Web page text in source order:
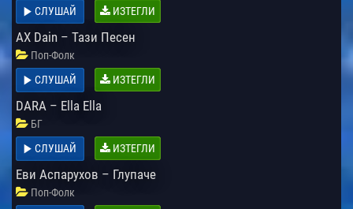
СЛУШАЙ
ИЗТЕГЛИ
AX Dain – Тази Песен
Поп-Фолк
СЛУШАЙ
ИЗТЕГЛИ
DARA – Ella Ella
БГ
СЛУШАЙ
ИЗТЕГЛИ
Еви Аспарухов – Глупаче
Поп-Фолк